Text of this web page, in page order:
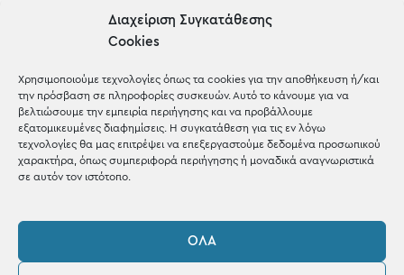
Διαχείριση Συγκατάθεσης
Cookies
Χρησιμοποιούμε τεχνολογίες όπως τα cookies για την αποθήκευση ή/και
την πρόσβαση σε πληροφορίες συσκευών. Αυτό το κάνουμε για να
βελτιώσουμε την εμπειρία περιήγησης και να προβάλλουμε
εξατομικευμένες διαφημίσεις. Η συγκατάθεση για τις εν λόγω
τεχνολογίες θα μας επιτρέψει να επεξεργαστούμε δεδομένα προσωπικού
χαρακτήρα, όπως συμπεριφορά περιήγησης ή μοναδικά αναγνωριστικά
σε αυτόν τον ιστότοπο.
ΌΛΑ
Μέχρι 30€
Blog
Shop the look
ΚΑΤΑΣΤΗΜΑ